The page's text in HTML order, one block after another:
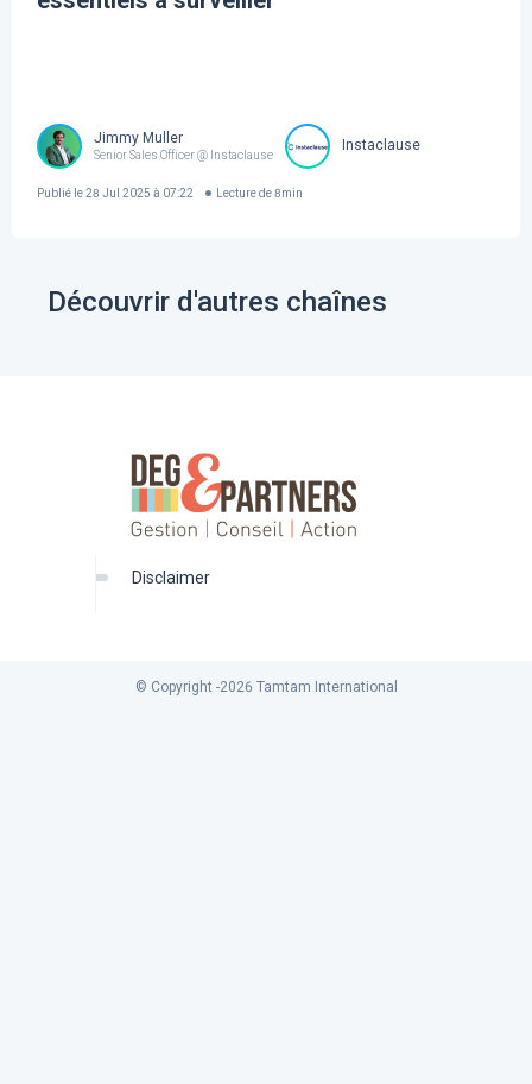
Jimmy Muller
Senior Sales Officer @ Instaclause
Instaclause
Publié le28 Jul 2025 à 07:22 Lecture de 8min
Découvrir d'autres chaînes
disclaimer
© Copyright -2026 Tamtam International